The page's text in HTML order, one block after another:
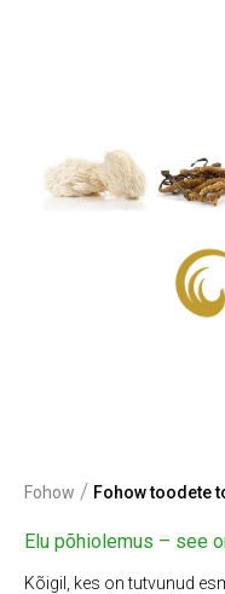
Fohow / Fohow toodete
Elu põhiolemus – see
Kõigil, kes on tutvunud